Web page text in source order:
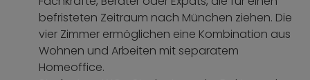
befristeten Zeitraum nach München ziehen. Die
vier Zimmer ermöglichen eine Kombination aus
Wohnen und Arbeiten mit separatem
Homeoffice.